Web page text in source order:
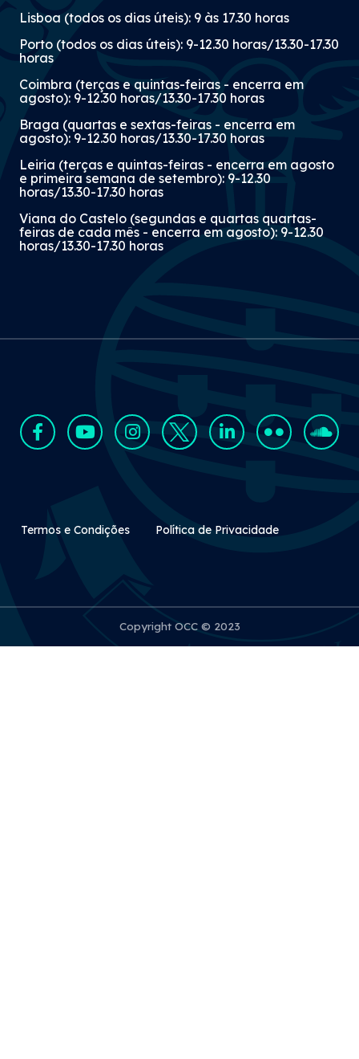
Lisboa (todos os dias úteis): 9 às 17.30 horas
Porto (todos os dias úteis): 9-12.30 horas/13.30-17.30
horas
Coimbra (terças e quintas-feiras - encerra em
agosto): 9-12.30 horas/13.30-17.30 horas
Braga (quartas e sextas-feiras - encerra em
agosto): 9-12.30 horas/13.30-17.30 horas
Leiria (terças e quintas-feiras - encerra em agosto
e primeira semana de setembro): 9-12.30
horas/13.30-17.30 horas
Viana do Castelo (segundas e quartas quartas-
feiras de cada mês - encerra em agosto): 9-12.30
horas/13.30-17.30 horas
Rodapé Secundário
Termos e Condições Política de Privacidade
Copyright OCC © 2023